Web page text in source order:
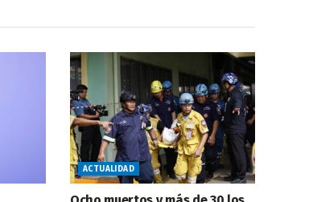
ACTUALIDAD